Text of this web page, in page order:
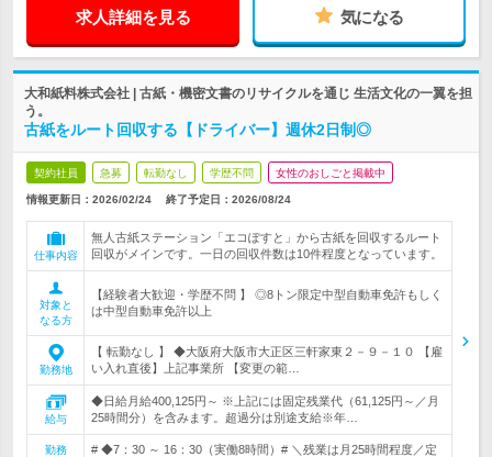
求人詳細を見る 気になる
大和紙料株式会社 | 古紙・機密文書のリサイクルを通じ 生活文化の一翼を担
う。
古紙をルート回収する【ドライバー】週休2日制◎
契約社員 急募 転勤なし 学歴不問 女性のおしごと掲載中
情報更新日：2026/02/24 終了予定日： 2026/08/24
仕事内容
無人古紙ステーション「エコぽすと」から古紙を回収するルート
回収がメインです。一日の回収件数は10件程度となっています。
対象と
なる方
【経験者大歓迎・学歴不問 】 ◎8トン限定中型自動車免許もしく
は中型自動車免許以上
勤務地
【 転勤なし 】 ◆大阪府大阪市大正区三軒家東２－９－１０ 【雇
い入れ直後】上記事業所 【変更の範…
給与
◆日給月給400,125円～ ※上記には固定残業代（61,125円～／月
25時間分）を含みます。超過分は別途支給※年…
勤務
# ◆7：30 ～ 16：30（実働8時間）# ＼残業は月25時間程度／定